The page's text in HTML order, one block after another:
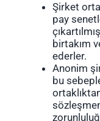
Şirket
pay
birtakım
ederler.
Anonim
bu